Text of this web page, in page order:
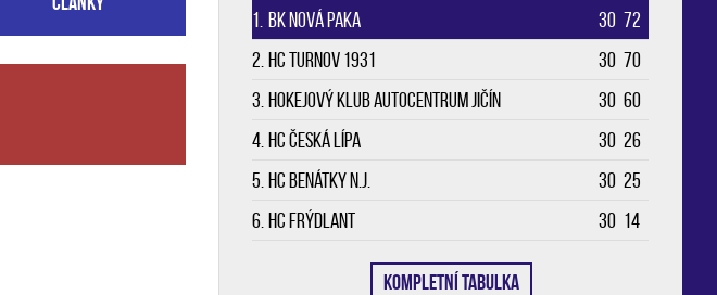
1. BK Nová Paka 30 72
2. HC Turnov 1931 30 70
3. Hokejový klub Autocentrum Jičín 30 60
4. HC Česká Lípa 30 26
5. HC Benátky n.J. 30 25
6. HC Frýdlant 30 14
KOMPLETNÍ TABULKA